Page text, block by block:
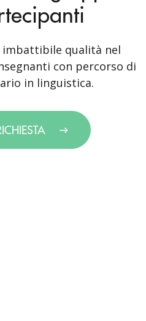
imbattibile qualità nel
con percorso di
in linguistica.